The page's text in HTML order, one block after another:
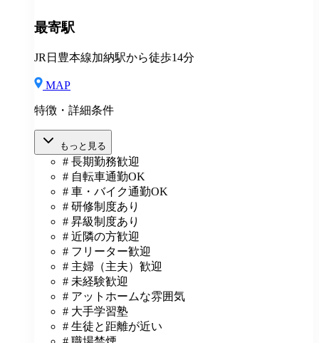
災・健康・厚生年金） ◆社宅制度 （規定あり） ◆交
通費全額支給（規定あり） ◆社内表彰制度 ◆退職金制
度 ◆再雇用制度 ◆産前産後休暇 ◆育児・介護休業制
◆保養施設利用可 など
最寄駅
JR日豊本線加納駅から徒歩14分
MAP
特徴・詳細条件
もっと見る
# 長期勤務歓迎
# 自転車通勤OK
# 車・バイク通勤OK
# 研修制度あり
# 昇級制度あり
# 近隣の方歓迎
# フリーター歓迎
# 主婦（主夫）歓迎
# 未経験歓迎
# アットホームな雰囲気
# 大手学習塾
# 生徒と距離が近い